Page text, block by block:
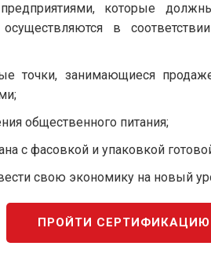
которые
в
точки, занимающиеся
общественного питания;
с фасовкой и упаковкой
свою экономику на новый
ПРОЙТИ СЕРТИФИКАЦИЮ